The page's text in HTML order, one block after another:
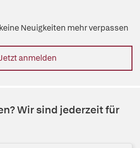
Neuigkeiten mehr verpassen
anmelden
Wir sind jederzeit für